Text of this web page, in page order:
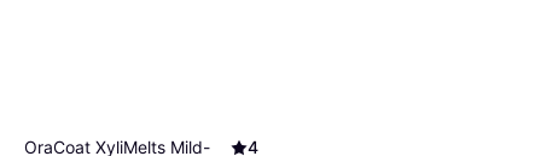
OraCoat XyliMelts Mild-
4